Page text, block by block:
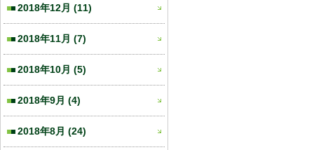
2018年12月 (11)
2018年11月 (7)
2018年10月 (5)
2018年9月 (4)
2018年8月 (24)